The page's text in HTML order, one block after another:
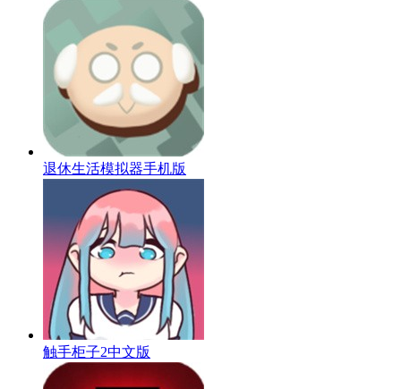
退休生活模拟器手机版
触手柜子2中文版